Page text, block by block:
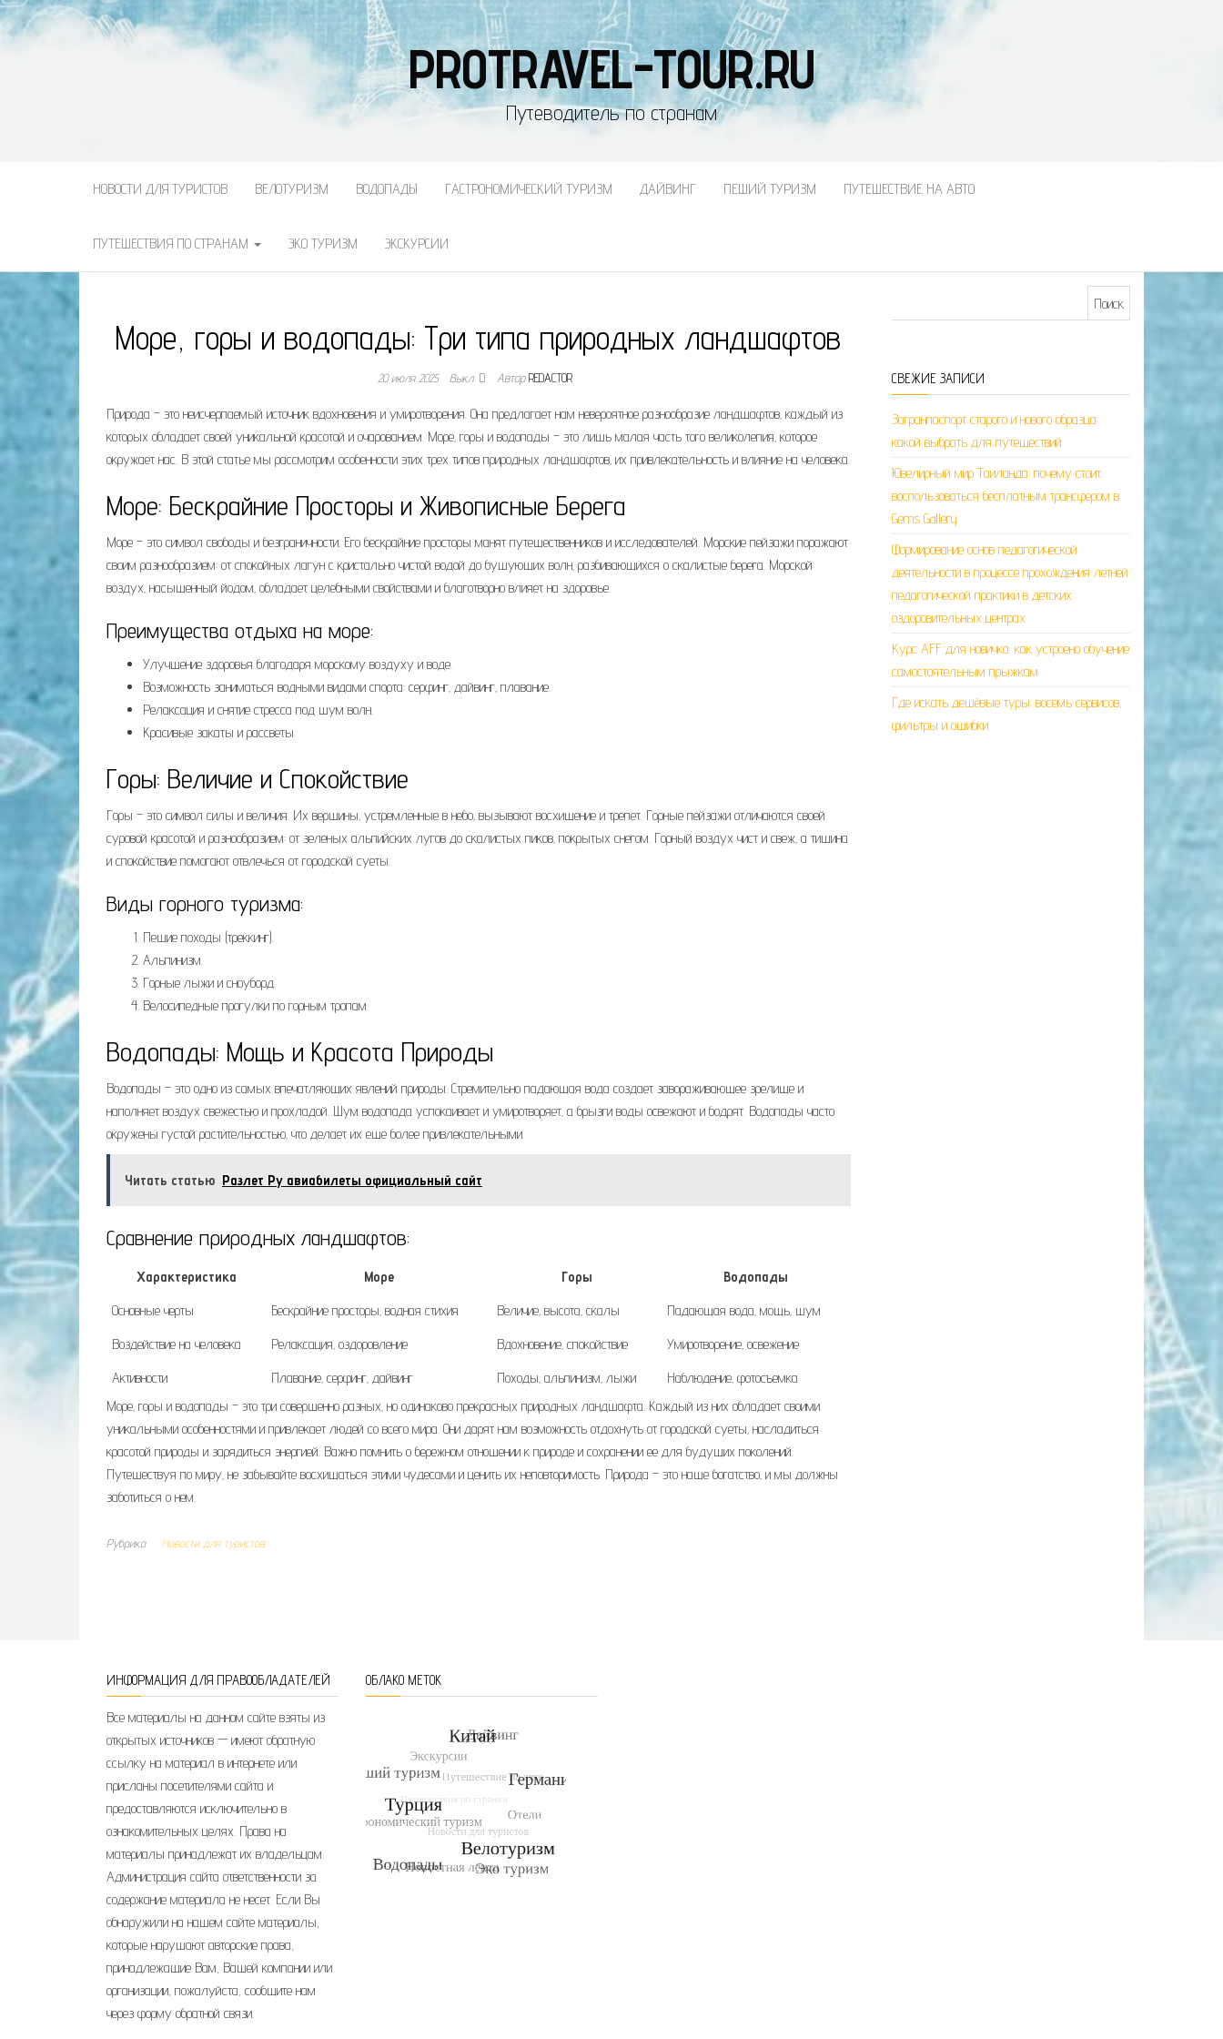
PROTRAVEL-TOUR.RU
Путеводитель по странам
НОВОСТИ ДЛЯ ТУРИСТОВ ВЕЛОТУРИЗМ ВОДОПАДЫ ГАСТРОНОМИЧЕСКИЙ ТУРИЗМ ДАЙВИНГ ПЕШИЙ ТУРИЗМ ПУТЕШЕСТВИЕ НА АВТО
ПУТЕШЕСТВИЯ ПО СТРАНАМ ЭКО ТУРИЗМ ЭКСКУРСИИ
Море, горы и водопады: Три типа природных ландшафтов
20 июля 2025 Выкл. АвторREDACTOR
Природа – это неисчерпаемый источник вдохновения и умиротворения. Она предлагает нам невероятное разнообразие ландшафтов‚ каждый из
которых обладает своей уникальной красотой и очарованием. Море‚ горы и водопады – это лишь малая часть того великолепия‚ которое
окружает нас. В этой статье мы рассмотрим особенности этих трех типов природных ландшафтов‚ их привлекательность и влияние на человека.
Море: Бескрайние Просторы и Живописные Берега
Море – это символ свободы и безграничности. Его бескрайние просторы манят путешественников и исследователей. Морские пейзажи поражают
своим разнообразием: от спокойных лагун с кристально чистой водой до бушующих волн‚ разбивающихся о скалистые берега. Морской
воздух‚ насыщенный йодом‚ обладает целебными свойствами и благотворно влияет на здоровье.
Преимущества отдыха на море:
Улучшение здоровья благодаря морскому воздуху и воде.
Возможность заниматься водными видами спорта: серфинг‚ дайвинг‚ плавание.
Релаксация и снятие стресса под шум волн.
Красивые закаты и рассветы.
Горы: Величие и Спокойствие
Горы – это символ силы и величия. Их вершины‚ устремленные в небо‚ вызывают восхищение и трепет. Горные пейзажи отличаются своей
суровой красотой и разнообразием: от зеленых альпийских лугов до скалистых пиков‚ покрытых снегом. Горный воздух чист и свеж‚ а тишина
и спокойствие помогают отвлечься от городской суеты.
Виды горного туризма:
Пешие походы (треккинг).
Альпинизм.
Горные лыжи и сноуборд.
Велосипедные прогулки по горным тропам.
Водопады: Мощь и Красота Природы
Водопады – это одно из самых впечатляющих явлений природы. Стремительно падающая вода создает завораживающее зрелище и
наполняет воздух свежестью и прохладой. Шум водопада успокаивает и умиротворяет‚ а брызги воды освежают и бодрят. Водопады часто
окружены густой растительностью‚ что делает их еще более привлекательными.
Читать статью Разлет Ру авиабилеты официальный сайт
Сравнение природных ландшафтов:
Характеристика Море Горы
Водопады
Основные черты
Бескрайние просторы‚ водная стихия Величие‚ высота‚ скалы
Падающая вода‚ мощь‚ шум
Воздействие на человека
Релаксация‚ оздоровление Вдохновение‚ спокойствие
Умиротворение‚ освежение
Активности
Плавание‚ серфинг‚ дайвинг Походы‚ альпинизм‚ лыжи
Наблюдение‚ фотосъемка
Море‚ горы и водопады – это три совершенно разных‚ но одинаково прекрасных природных ландшафта. Каждый из них обладает своими
уникальными особенностями и привлекает людей со всего мира. Они дарят нам возможность отдохнуть от городской суеты‚ насладиться
красотой природы и зарядиться энергией. Важно помнить о бережном отношении к природе и сохранении ее для будущих поколений.
Путешествуя по миру‚ не забывайте восхищаться этими чудесами и ценить их неповторимость. Природа – это наше богатство‚ и мы должны
заботиться о нем.
Рубрика Новости для туристов
СВЕЖИЕ ЗАПИСИ
Загранпаспорт старого и нового образца:
какой выбрать для путешествий
Ювелирный мир Таиланда: почему стоит
воспользоваться бесплатным трансфером в
Gems Gallery
Формирование основ педагогической
деятельности в процессе прохождения летней
педагогической практики в детских
оздоровительных центрах
Курс AFF для новичка: как устроено обучение
самостоятельным прыжкам
Где искать дешёвые туры: восемь сервисов,
фильтры и ошибки
ИНФОРМАЦИЯ ДЛЯ ПРАВООБЛАДАТЕЛЕЙ
Все материалы на данном сайте взяты из
открытых источников — имеют обратную
ссылку на материал в интернете или
присланы посетителями сайта и
предоставляются исключительно в
ознакомительных целях. Права на
материалы принадлежат их владельцам.
Администрация сайта ответственности за
содержание материала не несет. Если Вы
обнаружили на нашем сайте материалы,
которые нарушают авторские права,
принадлежащие Вам, Вашей компании или
организации, пожалуйста, сообщите нам
через форму обратной связи.
ОБЛАКО МЕТОК